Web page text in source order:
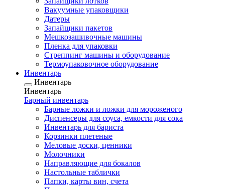
Вакуумные упаковщики
Датеры
Запайщики пакетов
Мешкозашивочные машины
Пленка для упаковки
Стреппинг машины и оборудование
Термоупаковочное оборудование
Инвентарь
Инвентарь
Инвентарь
Барный инвентарь
Барные ложки и ложки для мороженого
Диспенсеры для соуса, емкости для сока
Инвентарь для бариста
Корзинки плетеные
Меловые доски, ценники
Молочники
Направляющие для бокалов
Настольные таблички
Папки, карты вин, счета